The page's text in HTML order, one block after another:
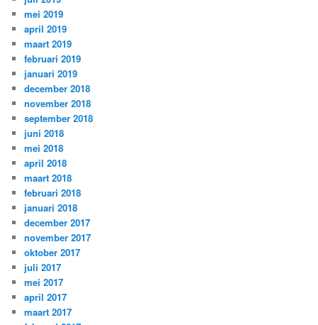
mei 2019
april 2019
maart 2019
februari 2019
januari 2019
december 2018
november 2018
september 2018
juni 2018
mei 2018
april 2018
maart 2018
februari 2018
januari 2018
december 2017
november 2017
oktober 2017
juli 2017
mei 2017
april 2017
maart 2017